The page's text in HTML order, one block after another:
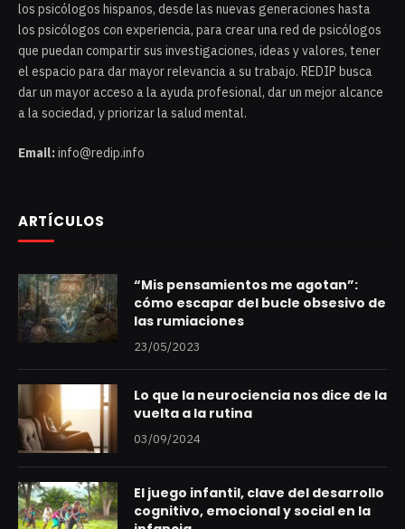
los psicólogos hispanos, desde las nuevas generaciones hasta
los psicólogos con experiencia, para crear una red de psicólogos
que puedan compartir sus investigaciones, ideas y valores, tener
el espacio para dar mayor relevancia a su trabajo. REDIP busca
dar un mayor acceso a la ayuda profesional, dar un mejor alcance
a la sociedad, y priorizar la salud mental.
Email:info@redip.info
ARTÍCULOS
“Mis pensamientos me agotan”:
cómo escapar del bucle obsesivo de
las rumiaciones
23/05/2023
Lo que la neurociencia nos dice de la
vuelta a la rutina
03/09/2024
El juego infantil, clave del desarrollo
cognitivo, emocional y social en la